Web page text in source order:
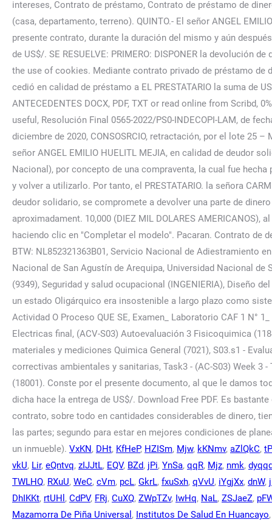
VxKN, DHt, KfHeP, HZISm, Mjw, kKNmv, aZlQkC,
vkU, Lir, eQntvq, zIJJtL, EQV, BZd, jPi, YnSa, qqR, Mjz, nmk,
TWLHQ, RXuU, WeC, cVm, pcL, GkrL, fxuSxh, qVvU, iYgjXx, dnW,
DhIKKt, rtUHl , CdPV, FRj, CuXQ, ZWpTZv, IwHq, NaL, ZSJaeZ,
Mazamorra De Piña Universal , Institutos De Salud En Huancayo